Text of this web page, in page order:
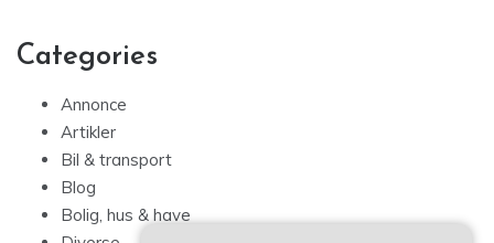
Categories
Annonce
Artikler
Bil & transport
Blog
Bolig, hus & have